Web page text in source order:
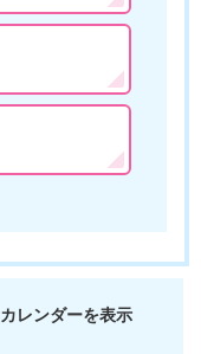
カレンダーを表示